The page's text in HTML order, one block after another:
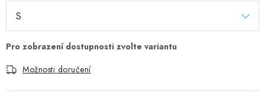
Možnosti doručení